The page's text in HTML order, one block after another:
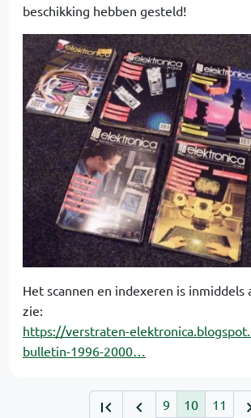
beschikking hebben gesteld!
Het scannen en indexeren is inmiddels
zie:
https://verstraten-
bulletin-1996-2000…
9 10 11